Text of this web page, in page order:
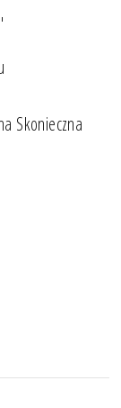
Skonieczna